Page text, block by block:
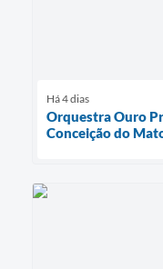
Há 4 dias
Orquestra Ouro
Conceição do